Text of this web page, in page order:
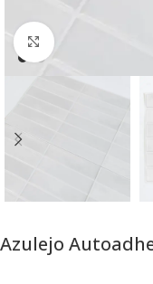
Click para Expandir
Azulejo